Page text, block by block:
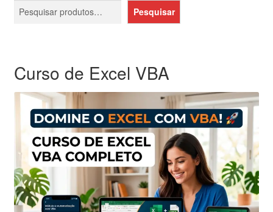
Pesquisar
Curso de Excel VBA